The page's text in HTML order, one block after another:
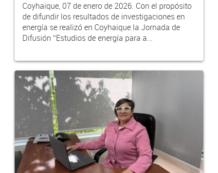
Coyhaique, 07 de enero de 2026. Con el propósito
de difundir los resultados de investigaciones en
energía se realizó en Coyhaique la Jornada de
Difusión “Estudios de energía para a...